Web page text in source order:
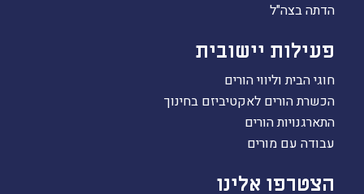
הדתה בצה"ל
פעילות יישובית
חוגי הבית וליווי הורים
הכשרת הורים לאקטיביזם בחינוך
התארגנויות הורים
עבודה עם מורים
הצטרפו אלינו